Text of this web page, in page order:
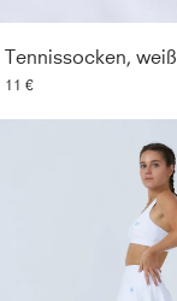
Tennissocken, weiß
11 €